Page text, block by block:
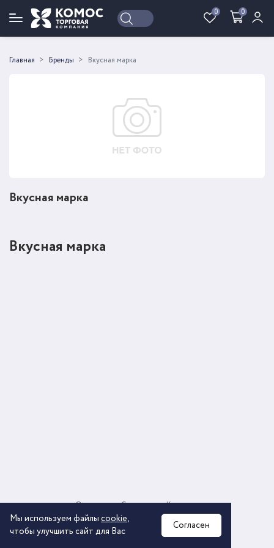
0 0
Войти Регистрация
Главная Бренды Вкусная марка
Вкусная марка
Вкусная марка
2026 © ООО «КОМОС ГРУПП» «Торговая компания»
О компании Соглашение
Политика обработки персональных данных
Контакты
Мы используем файлы cookie,
чтобы улучшить сайт для Вас
Согласен